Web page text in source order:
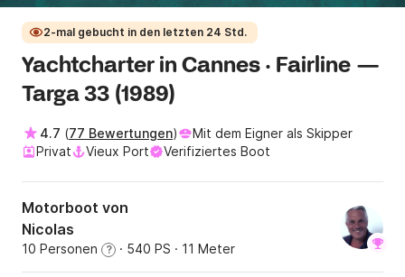
2-mal gebucht in den letzten 24 Std.
Yachtcharter in Cannes · Fairline —
Targa 33 (1989)
4.7 (77 Bewertungen)
Mit dem Eigner als Skipper
Privat
Vieux Port Verifiziertes Boot
Motorboot von
Nicolas
10 Personen ? · 540 PS · 11 Meter